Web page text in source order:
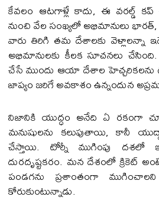
కేవలం ఆటగాళ్లే కాదు, ఈ వరల్డ్
నుంచి వేల సంఖ్యలో అభిమానులు భారత్,
వారు తిరిగి తమ దేశాలకు వెళ్లాలన్నా
అభిమానులకు కీలక సూచనలు
చేసే ముందు ఆయా దేశాల
జాప్యం జరిగే అవకాశం ఉన్నందున
నిజానికి యుద్ధం అనేది ఏ రకంగా
మనుషులను కలుపుతాయి, కానీ
చేస్తాయి. టోర్నీ ముగింపు దశలో
దురదృష్టకరం. మన దేశంలో క్రికెట్
పండగను ప్రశాంతంగా ముగించాలని
కోరుకుంటున్నాడు.